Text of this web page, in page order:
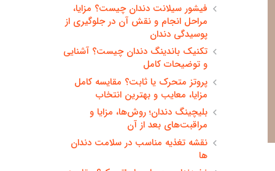
فیشور سیلانت دندان چیست؟ مزایا،
مراحل انجام و نقش آن در جلوگیری از
پوسیدگی دندان
تکنیک باندینگ دندان چیست؟ آشنایی
و توضیحات کامل
پروتز متحرک یا ثابت؟ مقایسه کامل
مزایا، معایب و بهترین انتخاب
بلیچینگ دندان؛ روش‌ها، مزایا و
مراقبت‌های بعد از آن
نقشه تغذیه مناسب در سلامت دندان
ها